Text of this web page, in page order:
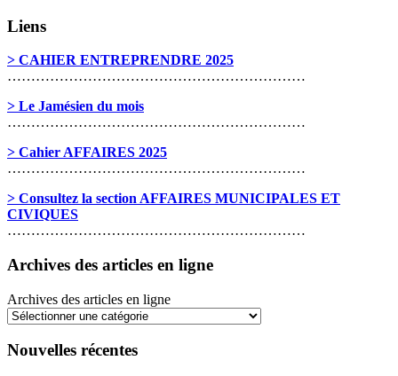
Liens
> CAHIER ENTREPRENDRE 2025
………………………………………………………
> Le Jamésien du mois
………………………………………………………
> Cahier AFFAIRES 2025
………………………………………………………
> Consultez la section AFFAIRES MUNICIPALES ET
CIVIQUES
………………………………………………………
Archives des articles en ligne
Archives des articles en ligne
Nouvelles récentes